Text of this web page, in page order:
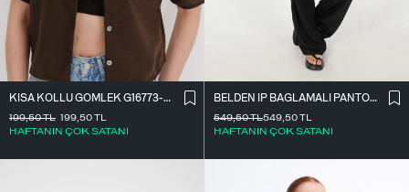
KISA KOLLU GÖMLEK G16773-Z8
199,50TL
HAFTANIN ÇOK SATANI
199,50TL
BELDEN İ̇P BAĞLAMALI PANTOLON PN16372-İ6
549,50TL
HAFTANIN ÇOK SATANI
549,50TL